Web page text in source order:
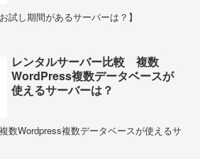
試し期間があるサーバーは？】
レンタルサーバー比較 複数
WordPress複数データベースが
使えるサーバーは？
数Wordpress複数データベースが使えるサ